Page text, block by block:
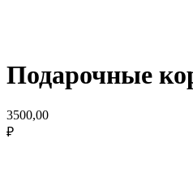
Подарочные
3500,00
₽